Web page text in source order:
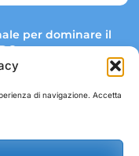
di navigazione. Accetta
per dominare il